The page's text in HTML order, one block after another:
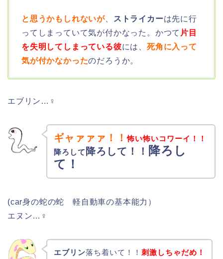
と思うかもしれないが ストライカーは先に行
ってしまっていて気が付かなった。かつて 片目
を失明してしまっている彼には、死角に入って
気が付かなかったのだろうか。
エブリン…♀
ギャァァァ！！怖い怖いコワーイ！！
降ろして 降ろして！！ 降ろし
て！
(car身の蛇の蛇 軽自動車の基本能力）
エヌン…♀
エブリン落ち着いて！！ 刺激しちゃだめ！